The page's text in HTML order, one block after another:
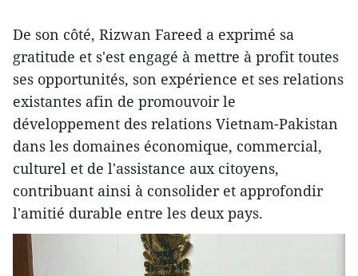
De son côté, Rizwan Fareed a exprimé sa
gratitude et s'est engagé à mettre à profit toutes
ses opportunités, son expérience et ses relations
existantes afin de promouvoir le
développement des relations Vietnam-Pakistan
dans les domaines économique, commercial,
culturel et de l'assistance aux citoyens,
contribuant ainsi à consolider et approfondir
l'amitié durable entre les deux pays.